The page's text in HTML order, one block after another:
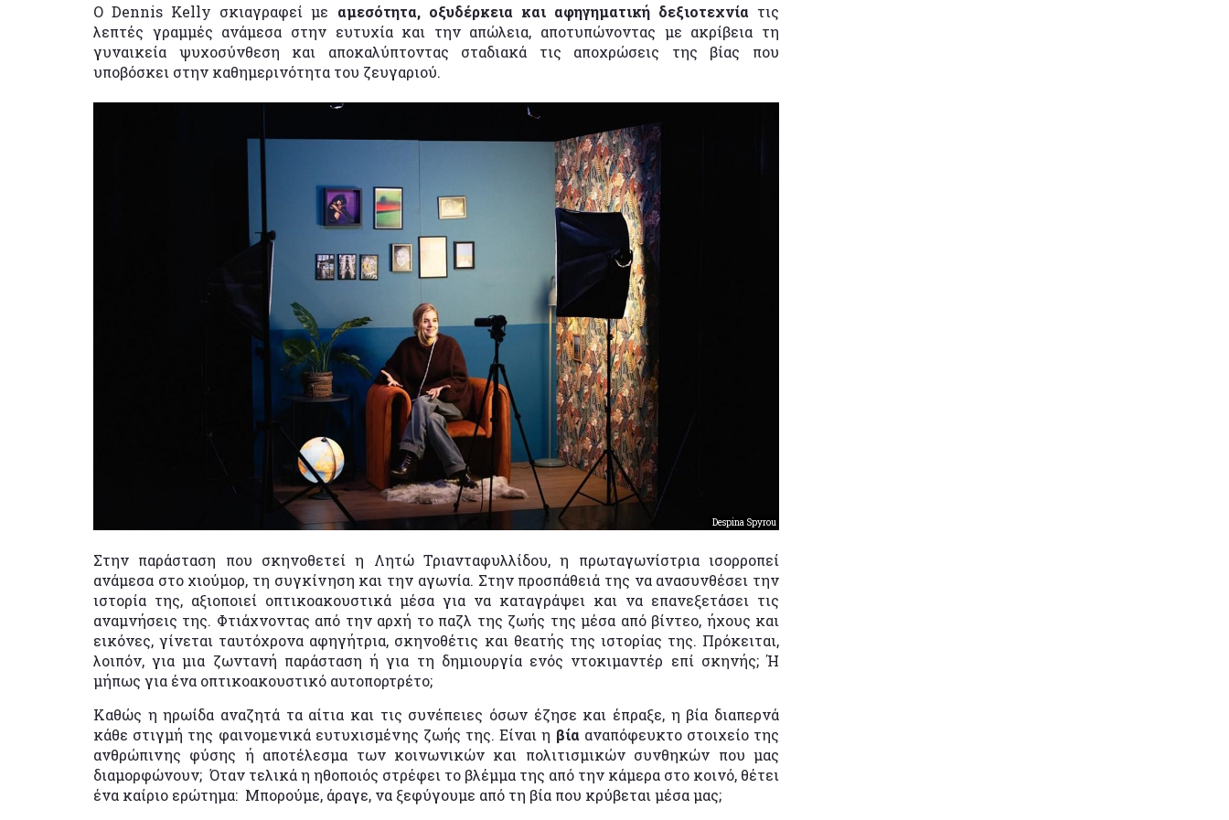
Ο Dennis Kelly σκιαγραφεί με αμεσότητα, οξυδέρκεια και αφηγηματική δεξιοτεχνία τις
λεπτές γραμμές ανάμεσα στην ευτυχία και την απώλεια, αποτυπώνοντας με ακρίβεια τη
γυναικεία ψυχοσύνθεση και αποκαλύπτοντας σταδιακά τις αποχρώσεις της βίας που
υποβόσκει στην καθημερινότητα του ζευγαριού.
Despina Spyrou
Στην παράσταση που σκηνοθετεί η Λητώ Τριανταφυλλίδου, η πρωταγωνίστρια ισορροπεί
ανάμεσα στο χιούμορ, τη συγκίνηση και την αγωνία. Στην προσπάθειά της να ανασυνθέσει την
ιστορία της, αξιοποιεί οπτικοακουστικά μέσα για να καταγράψει και να επανεξετάσει τις
αναμνήσεις της. Φτιάχνοντας από την αρχή το παζλ της ζωής της μέσα από βίντεο, ήχους και
εικόνες, γίνεται ταυτόχρονα αφηγήτρια, σκηνοθέτις και θεατής της ιστορίας της. Πρόκειται,
λοιπόν, για μια ζωντανή παράσταση ή για τη δημιουργία ενός ντοκιμαντέρ επί σκηνής; Ή
μήπως για ένα οπτικοακουστικό αυτοπορτρέτο;
Καθώς η ηρωίδα αναζητά τα αίτια και τις συνέπειες όσων έζησε και έπραξε, η βία διαπερνά
κάθε στιγμή της φαινομενικά ευτυχισμένης ζωής της. Είναι η βία αναπόφευκτο στοιχείο της
ανθρώπινης φύσης ή αποτέλεσμα των κοινωνικών και πολιτισμικών συνθηκών που μας
διαμορφώνουν; Όταν τελικά η ηθοποιός στρέφει το βλέμμα της από την κάμερα στο κοινό, θέτει
ένα καίριο ερώτημα: Μπορούμε, άραγε, να ξεφύγουμε από τη βία που κρύβεται μέσα μας;